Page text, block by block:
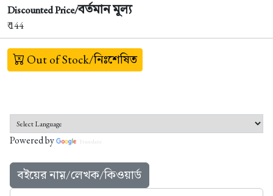
Discounted Price/বর্তমান মূল্য
₹ 144
Out of Stock/নিঃশেষিত
Powered by Translate
বইয়ের নাম়/লেখক/কিওয়ার্ড